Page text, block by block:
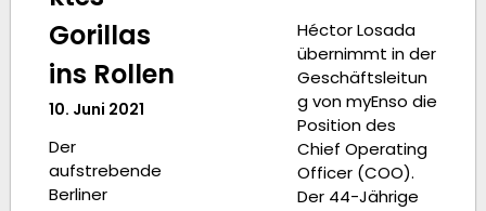
Gorillas
ins Rollen
10. Juni 2021
Der
aufstrebende
Berliner
Héctor Losada
übernimmt in der
Geschäftsleitun
g von myEnso die
Position des
Chief Operating
Officer (COO).
Der 44-Jährige